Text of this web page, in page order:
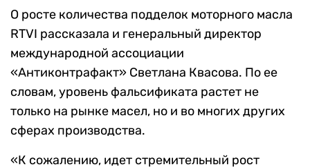
О росте количества подделок моторного масла
RTVI рассказала и генеральный директор
международной ассоциации
«Антиконтрафакт» Светлана Квасова. По ее
словам, уровень фальсификата растет не
только на рынке масел, но и во многих других
сферах производства.
«К сожалению, идет стремительный рост